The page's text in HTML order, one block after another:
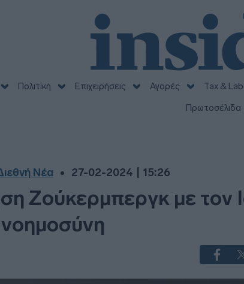
Πολιτική Επιχειρήσεις Αγορές Tax &
Πρωτοσέλιδα
Νέα 27-02-2024 | 15:26
Ζούκερμπεργκ με τον